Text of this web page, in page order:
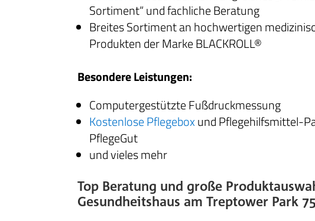
Sortiment“ und fachliche Beratung
Breites Sortiment an hochwertigen
Produkten der Marke BLACKROLL®
Besondere Leistungen:
Computergestützte Fußdruckmessung
Kostenlose Pflegeboxund Pflegehilfsmittel-
PflegeGut
und vieles mehr
Top Beratung und große
Gesundheitshaus am Treptower Park 75